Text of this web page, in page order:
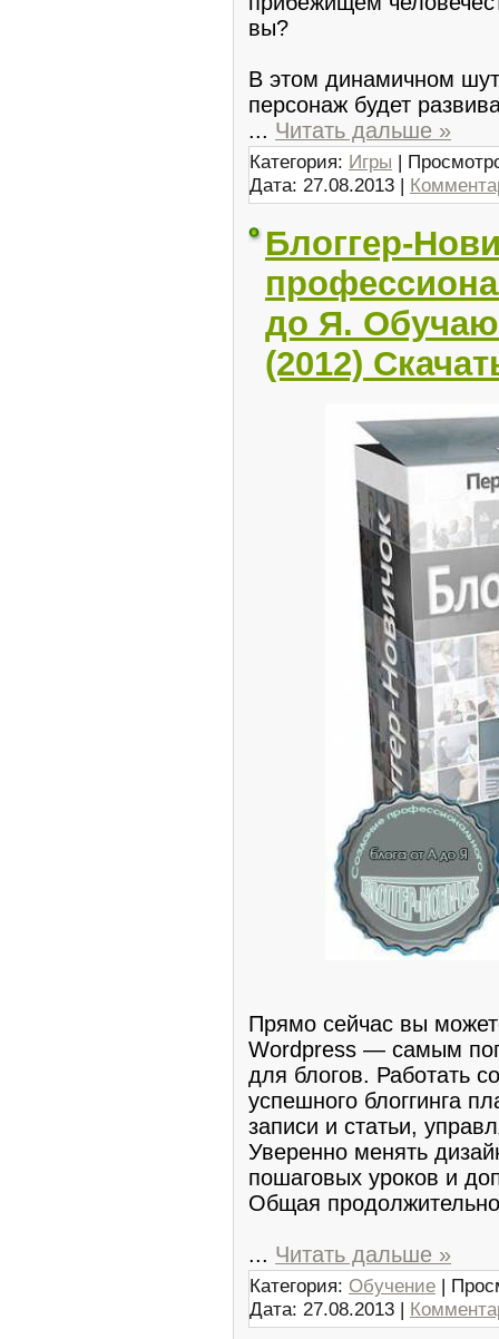
вы?
В этом динамичном
персонаж будет
... Читать дальше »
Категория: Игры |
Дата: 27.08.2013 |
Блоггер-
до Я.
(2012)
Прямо сейчас вы
Wordpress — самым
для блогов. Работать
успешного блоггинга
записи и статьи,
Уверенно менять
пошаговых уроков и
Общая
... Читать дальше »
Категория: Обучение |
Дата: 27.08.2013 |